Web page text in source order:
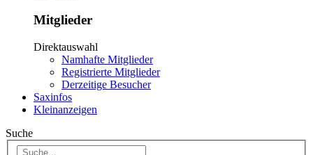
Mitglieder
Direktauswahl
Namhafte Mitglieder
Registrierte Mitglieder
Derzeitige Besucher
Saxinfos
Kleinanzeigen
Suche